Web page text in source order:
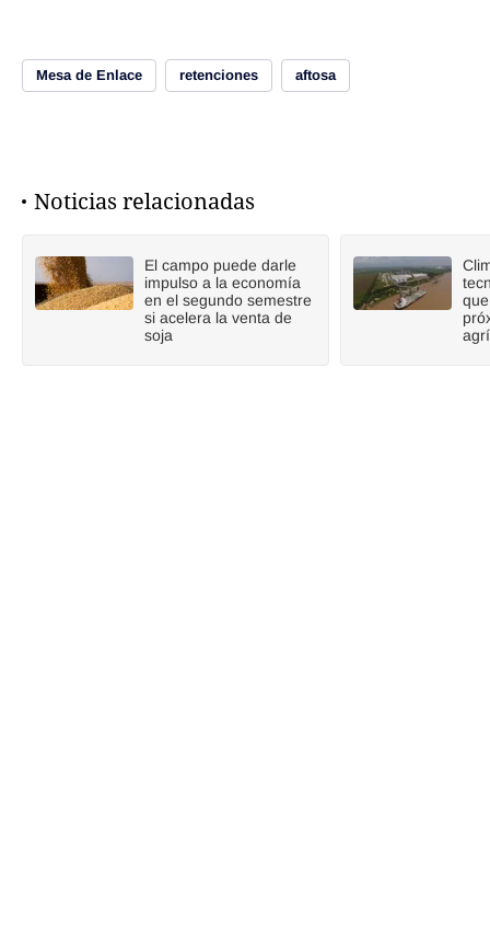
Mesa de Enlace retenciones aftosa
Noticias relacionadas
El campo puede darle
impulso a la economía
en el segundo semestre
si acelera la venta de
soja